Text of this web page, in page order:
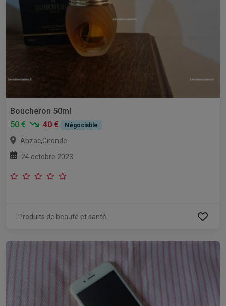
Boucheron 50ml
50 €
40 € Négociable
Abzac,Gironde
24 octobre 2023
Produits de beauté et santé